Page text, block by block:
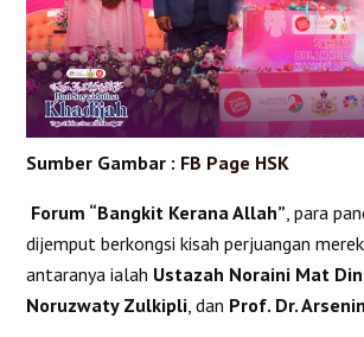
Sumber Gambar : FB Page HSK
Forum “Bangkit Kerana Allah”, para
dijemput berkongsi kisah perjuangan
antaranya ialah Ustazah Noraini Mat Din
Noruzwaty Zulkipli, dan Prof. Dr.